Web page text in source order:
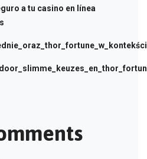
a tu casino en línea